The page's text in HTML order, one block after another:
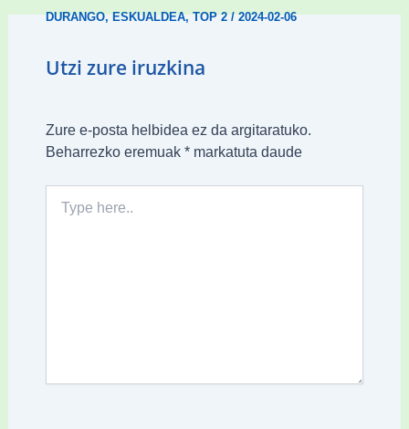
DURANGO,ESKUALDEA,TOP 2/2024-02-06
Utzi zure iruzkina
Zure e-posta helbidea ez da argitaratuko.
Beharrezko eremuak *markatuta daude
here..